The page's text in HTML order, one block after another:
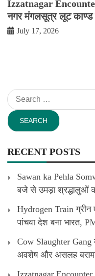
Izzatnagar
नगर मंगलसूत्र लूट काण्‍ड
July 17, 2026
Search
for:
RECENT POSTS
Sawan ka Pehla
बजे से उमड़ा श्रद्धालुओं
Hydrogen Train ग्रीन
पांचवा देश बना भारत,
Cow Slaughter Gang
अवशेष और असलह
Izzatnagar